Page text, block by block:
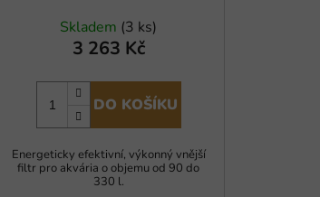
Skladem (3 ks)
3 263 Kč
DO KOŠÍKU
Energeticky efektivní, výkonný vnější
filtr pro akvária o objemu od 90 do
330 l.